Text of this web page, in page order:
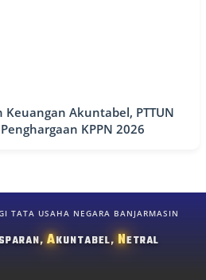
Akuntabel, PTTUN
KPPN 2026
TATA USAHA NEGARA BANJARMASIN
AKUNTABEL,NETRAL